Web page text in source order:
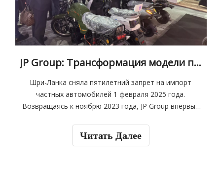
JP Group: Трансформация модели привлечения клиентов способствует быстрому росту производительности
Шри-Ланка сняла пятилетний запрет на импорт
частных автомобилей 1 февраля 2025 года.
Возвращаясь к ноябрю 2023 года, JP Group впервые
средств передвижения среди ветеранов-инвалидов.
Читать Далее